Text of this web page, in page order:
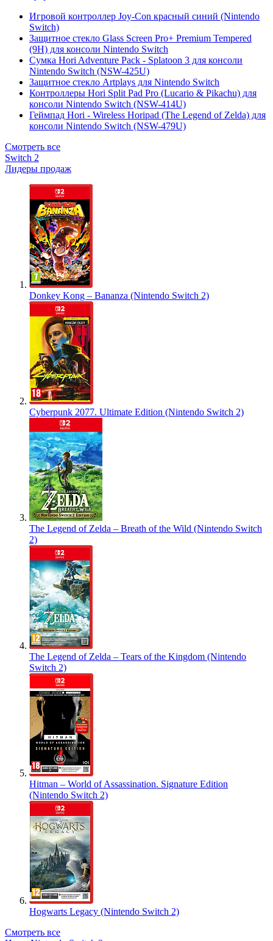
Игровой контроллер Joy-Con красный синий (Nintendo
Switch)
Защитное стекло Glass Screen Pro+ Premium Tempered
(9H) для консоли Nintendo Switch
Сумка Hori Adventure Pack - Splatoon 3 для консоли
Nintendo Switch (NSW-425U)
Защитное стекло Artplays для Nintendo Switch
Контроллеры Hori Split Pad Pro (Lucario & Pikachu) для
консоли Nintendo Switch (NSW-414U)
Геймпад Hori - Wireless Horipad (The Legend of Zelda) для
консоли Nintendo Switch (NSW-479U)
Смотреть все
Switch 2
Лидеры продаж
Donkey Kong – Bananza (Nintendo Switch 2)
Cyberpunk 2077. Ultimate Edition (Nintendo Switch 2)
The Legend of Zelda – Breath of the Wild (Nintendo Switch
2)
The Legend of Zelda – Tears of the Kingdom (Nintendo
Switch 2)
Hitman – World of Assassination. Signature Edition
(Nintendo Switch 2)
Hogwarts Legacy (Nintendo Switch 2)
Смотреть все